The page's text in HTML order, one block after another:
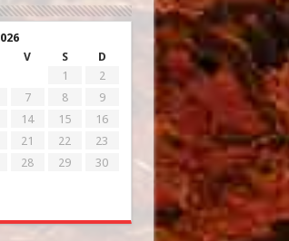
V S D
1
2
7 8
9
14 15
16
21 22
23
28 29
30